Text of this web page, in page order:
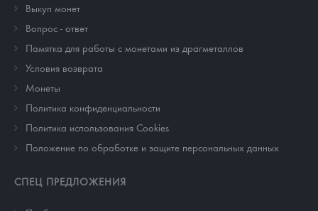
Выкуп монет
Вопрос - ответ
Памятка для работы с монетами из драгметаллов
Условия возврата
Монеты
Политика конфиденциальности
Политика использования Cookies
Положение по обработке и защите персональных данных
СПЕЦ ПРЕДЛОЖЕНИЯ